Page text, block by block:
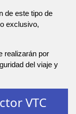
de este tipo de
exclusivo,
realizarán por
del viaje y
VTC